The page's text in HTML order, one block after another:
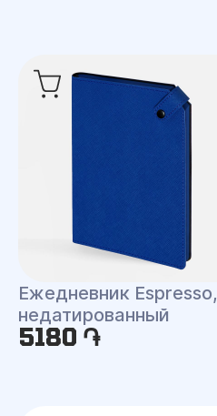
Ежедневник Espresso,
недатированный
5180 ֏